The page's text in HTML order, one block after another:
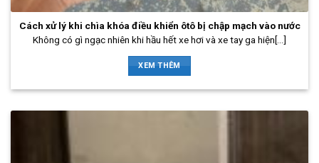
Cách xử lý khi chìa khóa điều khiển ôtô bị chập mạch vào nước
Không có gì ngạc nhiên khi hầu hết xe hơi và xe tay ga hiện[...]
XEM THÊM